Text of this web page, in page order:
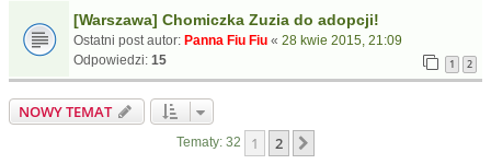
[Warszawa] Chomiczka Zuzia do adopcji!
Ostatni post autor: Panna Fiu Fiu « 28 kwie 2015, 21:09
Odpowiedzi: 15 1 2
NOWY TEMAT
Tematy: 32 1 2